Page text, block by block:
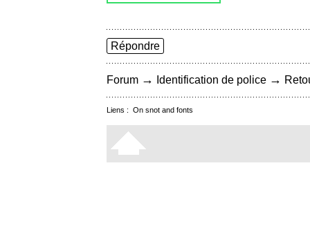
Répondre
Forum → Identification de police →
Liens : On snot and fonts